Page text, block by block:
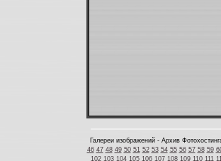
Галереи изображений - Архив
46 47 48 49 50 51 52 53 54 55 56 57 58 59
102 103 104 105 106 107 108 109 110 111